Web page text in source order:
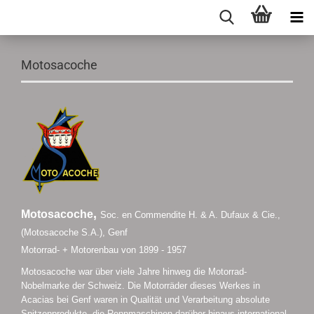
Motosacoche
Motosacoche, Soc. en Commendite H. & A. Dufaux & Cie.,
(Motosacoche S.A.), Genf
Motorrad- + Motorenbau von 1899 - 1957
Motosacoche war über viele Jahre hinweg die Motorrad-
Nobelmarke der Schweiz. Die Motorräder dieses Werkes in
Acacias bei Genf waren in Qualität und Verarbeitung absolute